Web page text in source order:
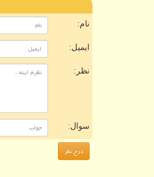
نام:
ایمیل:
نظر:
سوال: